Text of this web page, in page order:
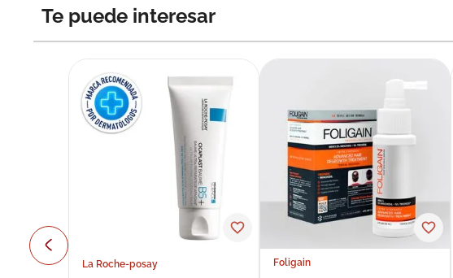
Te puede interesar
La Roche-posay Foligain